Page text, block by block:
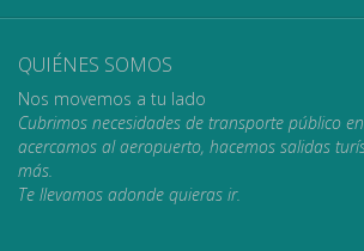
QUIÉNES SOMOS
Nos movemos a tu lado
Cubrimos necesidades de transporte público
acercamos al aeropuerto, hacemos salidas
más.
Te llevamos adonde quieras ir.